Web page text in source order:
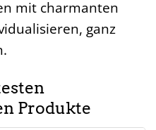
mit charmanten
ganz
Produkte